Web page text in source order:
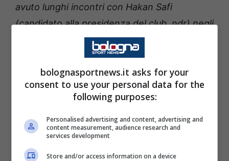
avuto lunghi incontri con Hakan Safi
(candidato alla presidenza del club, ndr) negli
ultimi giorni, ma l’ho anche incontrato di
persona. Siamo amici da molto tempo e le
nostre conversazioni si basavano su una
grande fiducia”.
Successivamente ha aggiunto:
Naturalmente, abbiamo trattato molti
argomenti e alcuni giocatori, in particolare
bolognasportnews.it asks for your
consent to use your personal data for the
following purposes:
Personalised advertising and content, advertising and
content measurement, audience research and
services development
Store and/or access information on a device